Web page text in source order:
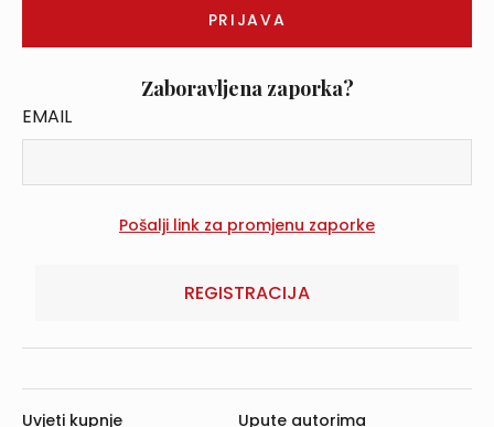
Zaboravljena zaporka?
EMAIL
REGISTRACIJA
Uvjeti kupnje Upute autorima